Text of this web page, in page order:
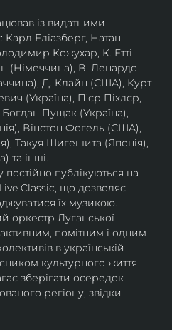
із видатними
Еліазберг, Натан
Кожухар, К. Етті
(Німеччина), В. Ленардс
Д. Клайн (США), Курт
(Україна), П’єр Піхлєр,
Пущак (Україна),
Вінстон Фогель (США),
Такуя Шигешита (Японія),
та інші.
публікуються на
Classic, що дозволяє
їх музикою​.
оркестр Луганської
активним, помітним і одним
в українській
культурного життя
зберігати осередок
регіону, звідки